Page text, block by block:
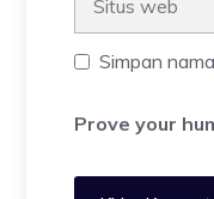
Simpan
Prove your